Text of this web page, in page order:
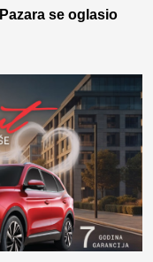
se oglasio